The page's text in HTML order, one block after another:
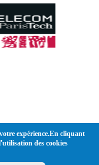
légales
expérience.En cliquant
des cookies